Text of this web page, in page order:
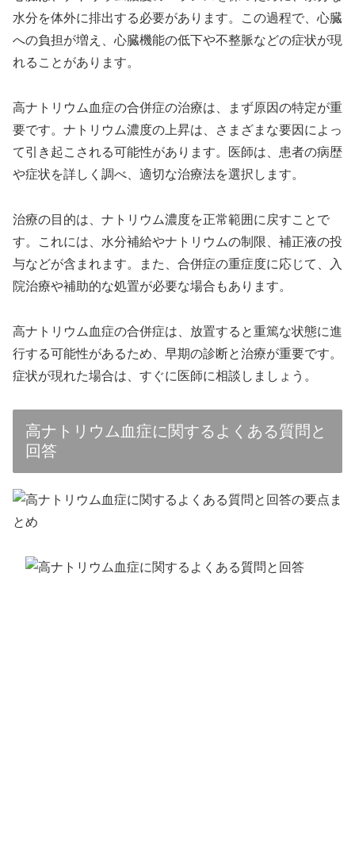
水分を体外に排出する必要があります。この過程で、心臓
への負担が増え、心臓機能の低下や不整脈などの症状が現
れることがあります。
高ナトリウム血症の合併症の治療は、まず原因の特定が重
要です。ナトリウム濃度の上昇は、さまざまな要因によっ
て引き起こされる可能性があります。医師は、患者の病歴
や症状を詳しく調べ、適切な治療法を選択します。
治療の目的は、ナトリウム濃度を正常範囲に戻すことで
す。これには、水分補給やナトリウムの制限、補正液の投
与などが含まれます。また、合併症の重症度に応じて、入
院治療や補助的な処置が必要な場合もあります。
高ナトリウム血症の合併症は、放置すると重篤な状態に進
行する可能性があるため、早期の診断と治療が重要です。
症状が現れた場合は、すぐに医師に相談しましょう。
高ナトリウム血症に関するよくある質問と
回答